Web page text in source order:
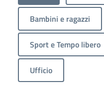
Bambini e ragazzi
Sport e Tempo libero
Ufficio